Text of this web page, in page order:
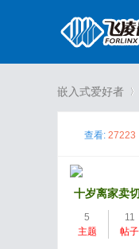
嵌入式爱好者
查看: 27223
十岁离家卖
5
主题
11
帖子